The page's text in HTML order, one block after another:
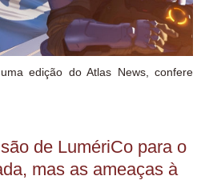
Overwatch. Junkrat e Roadhog A
edição do Atlas News, confere
de LumériCo para o
mas as ameaças à